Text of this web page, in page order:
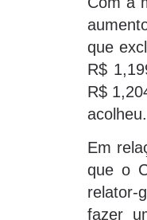
que
R$
R$
acolheu.
Em
que o
relator-
fazer